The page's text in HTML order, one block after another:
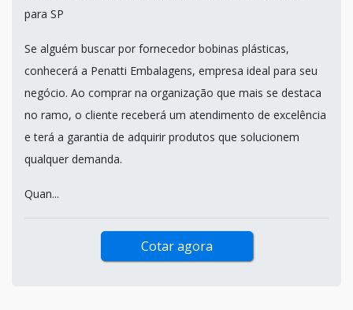
para SP
Se alguém buscar por fornecedor bobinas plásticas,
conhecerá a Penatti Embalagens, empresa ideal para seu
negócio. Ao comprar na organização que mais se destaca
no ramo, o cliente receberá um atendimento de excelência
e terá a garantia de adquirir produtos que solucionem
qualquer demanda.
Quan...
Cotar agora